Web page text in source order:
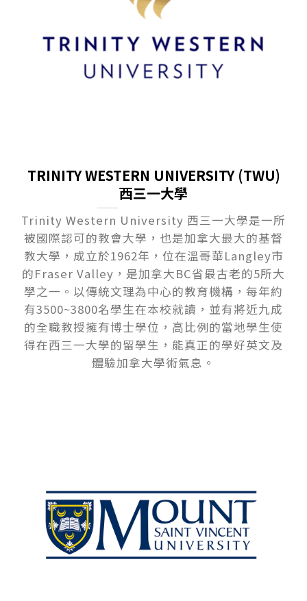
TRINITY WESTERN UNIVERSITY (TWU)
西三一大學
Trinity Western University ⻄三⼀⼤學是⼀所
被國際認可的教會⼤學，也是加拿⼤最⼤的基督
教⼤學，成立於1962年，位在溫哥華Langley市
的Fraser Valley，是加拿⼤BC省最古老的5所⼤
學之⼀。以傳統⽂理為中⼼的教育機構，每年約
有3500~3800名學⽣在本校就讀，並有將近九成
的全職教授擁有博⼠學位，⾼比例的當地學⽣使
得在⻄三⼀⼤學的留學⽣，能真正的學好英⽂及
體驗加拿⼤學術氣息。